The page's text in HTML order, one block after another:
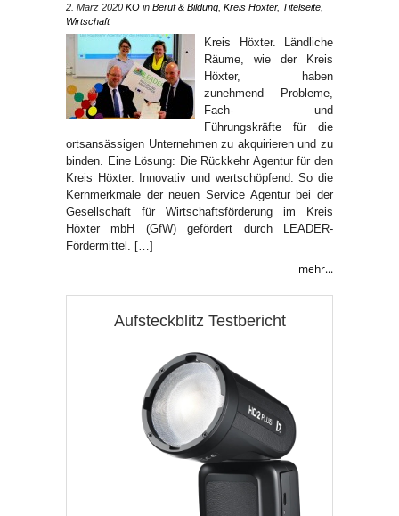
2. März 2020 KO in Beruf & Bildung Kreis Höxter, Titelseite
Wirtschaft
Kreis Höxter. Ländliche
Räume, wie der Kreis
Höxter, haben
zunehmend Probleme,
Fach- und
Führungskräfte für die
ortsansässigen Unternehmen zu akquirieren und zu
binden. Eine Lösung: Die Rückkehr Agentur für den
Kreis Höxter. Innovativ und wertschöpfend. So die
Kernmerkmale der neuen Service Agentur bei der
Gesellschaft für Wirtschaftsförderung im Kreis
Höxter mbH (GfW) gefördert durch LEADER-
Fördermittel. […]
mehr...
Aufsteckblitz Testbericht